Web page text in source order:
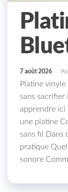
7 août 2026
Platine
sans sacrifier
apprendre ici
une platine
sans fil Dans
pratique
sonore